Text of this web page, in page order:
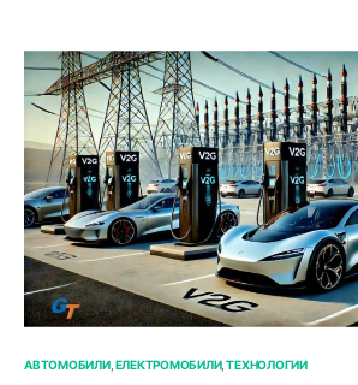
АВТОМОБИЛИ ЕЛЕКТРОМОБИЛИ ТЕХНОЛОГИИ